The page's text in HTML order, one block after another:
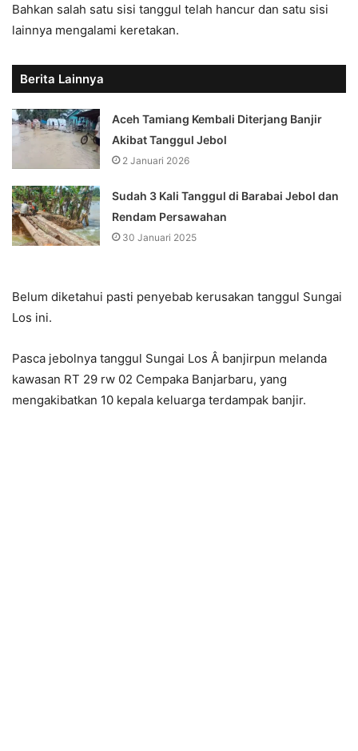
Bahkan salah satu sisi tanggul telah hancur dan satu sisi
lainnya mengalami keretakan.
Berita Lainnya
Aceh Tamiang Kembali Diterjang Banjir
Akibat Tanggul Jebol
2 Januari 2026
Sudah 3 Kali Tanggul di Barabai Jebol dan
Rendam Persawahan
30 Januari 2025
Belum diketahui pasti penyebab kerusakan tanggul Sungai
Los ini.
Pasca jebolnya tanggul Sungai Los Â banjirpun melanda
kawasan RT 29 rw 02 Cempaka Banjarbaru, yang
mengakibatkan 10 kepala keluarga terdampak banjir.